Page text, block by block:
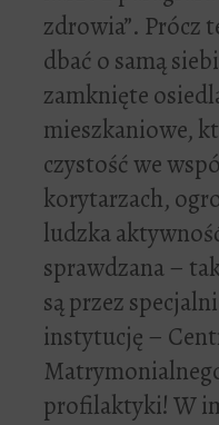
zdrowia”. Prócz
dbać o samą
zamknięte
mieszkaniowe,
czystość we
korytarzach,
ludzka
sprawdzana –
są przez
instytucję –
profilaktyki! W